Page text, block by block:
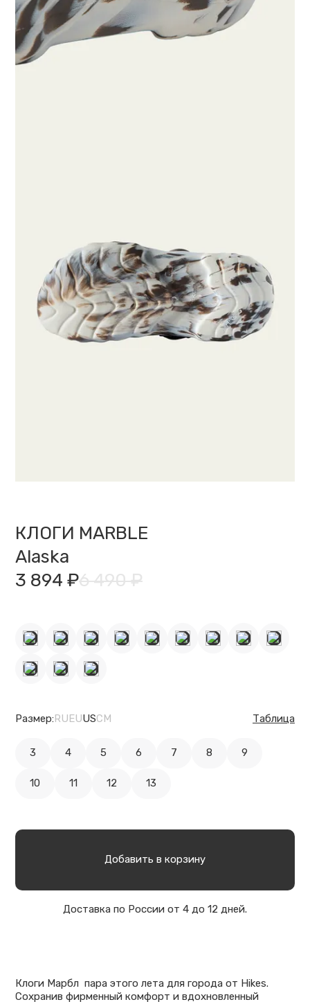
КЛОГИ MARBLE
Alaska
3 894 ₽6 490 ₽
Размер:RUEUUSCM Таблица
3 4 5 6 7 8 9
10 11 12 13
Добавить в корзину
Доставка по России от 4 до 12 дней.
Клоги Марбл пара этого лета для города от Hikes.
Сохранив фирменный комфорт и вдохновленный